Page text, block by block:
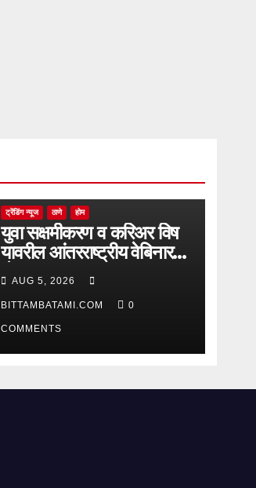
ट्रेंडिंग न्यूज ठाणे होम
युवा सक्षमीकरण व करिअर विष
यावरील आंतरराष्ट्रीय वेबिनारला
देश-
विदेशातून उत्स्फूर्त प्रतिसाद
AUG 5, 2026
BITTAMBATAMI.COM 0
COMMENTS